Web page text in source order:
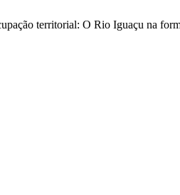
territorial: O Rio Iguaçu na